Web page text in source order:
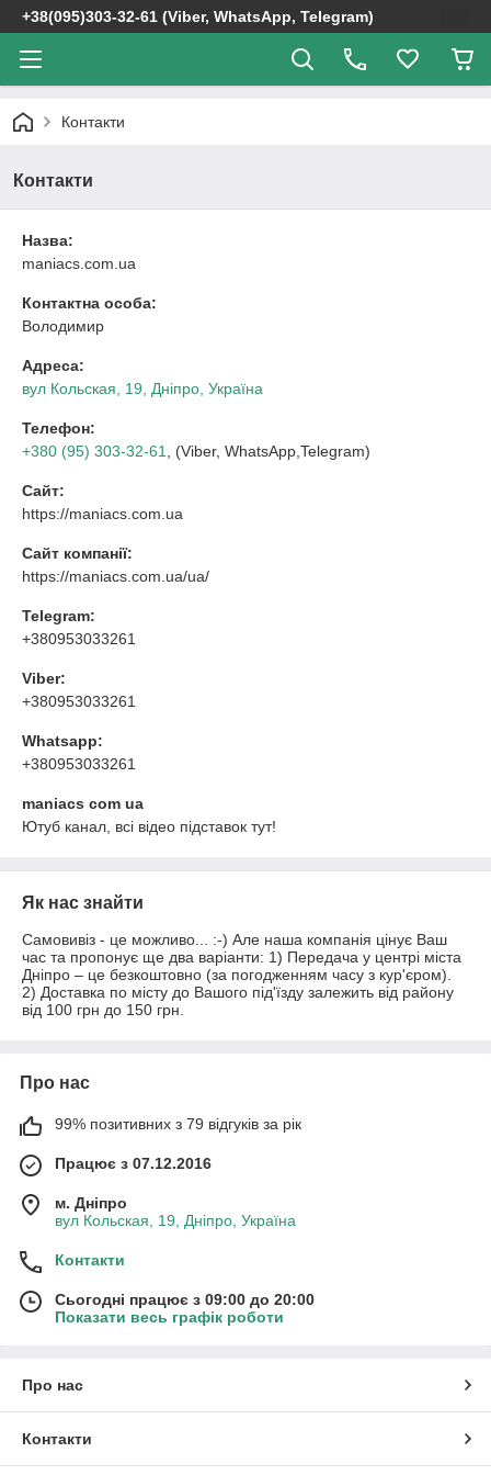
+38(095)303-32-61 (Viber, WhatsApp, Telegram)
Контакти
Контакти
Назва:
maniacs.com.ua
Контактна особа:
Володимир
Адреса:
вул Кольская, 19, Дніпро, Україна
Телефон:
+380 (95) 303-32-61
, (Viber, WhatsApp,Telegram)
Сайт:
https://maniacs.com.ua
Сайт компанії:
https://maniacs.com.ua/ua/
Telegram:
+380953033261
Viber:
+380953033261
Whatsapp:
+380953033261
maniacs com ua
Ютуб канал, всі відео підставок тут!
Як нас знайти
Самовивіз - це можливо... :-) Але наша компанія цінує Ваш
час та пропонує ще два варіанти: 1) Передача у центрі міста
Дніпро – це безкоштовно (за погодженням часу з кур'єром).
2) Доставка по місту до Вашого під'їзду залежить від району
від 100 грн до 150 грн.
Про нас
99% позитивних з 79 відгуків за рік
Працює з 07.12.2016
м. Дніпро
вул Кольская, 19, Дніпро, Україна
Контакти
Сьогодні працює з 09:00 до 20:00
Показати весь графік роботи
Про нас
Контакти